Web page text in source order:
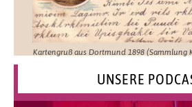
Kartengruß aus Dortmund 1898 (Sammlung
UNSERE